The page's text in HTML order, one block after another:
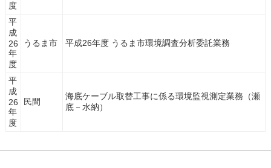
度
平
成
26
年
度
うるま市 平成26年度 うるま市環境調査分析委託業務
平
成
26
年
度
民間
海底ケーブル取替工事に係る環境監視測定業務（瀬
底－水納）